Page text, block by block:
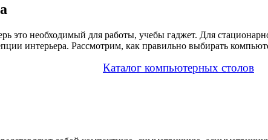
это необходимый для работы, учебы гаджет. Для
интерьера. Рассмотрим, как правильно выбирать
Каталог компьютерных столов